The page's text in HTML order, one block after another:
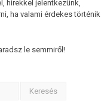
hírekkel jelentkezünk,
ha valami érdekes történik
le semmiről!